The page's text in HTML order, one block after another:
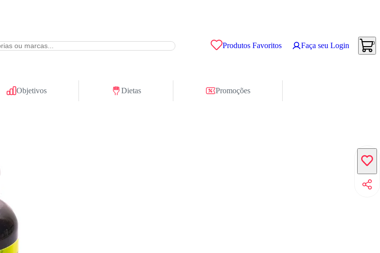
Produtos Favoritos Faça seu Login 0
Objetivos Dietas Promoções